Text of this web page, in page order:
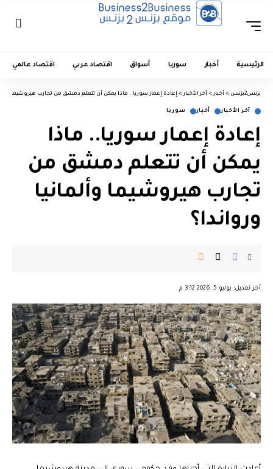
الرئيسية أخبار سوريا أسواق اقتصاد عربي اقتصاد عالمي
بزنس2بزنس > أخبار > آخر الأخبار > إعادة إعمار سوريا.. ماذا يمكن أن تتعلم دمشق من تجارب هيروشيما
آخر الأخبار أخبار سوريا
إعادة إعمار سوريا.. ماذا
يمكن أن تتعلم دمشق من
تجارب هيروشيما وألمانيا
ورواندا؟
آخر تعديل: يوليو 5, 2026 3:12 م